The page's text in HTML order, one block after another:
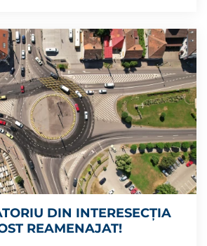
DIN INTERESECȚIA
REAMENAJAT!